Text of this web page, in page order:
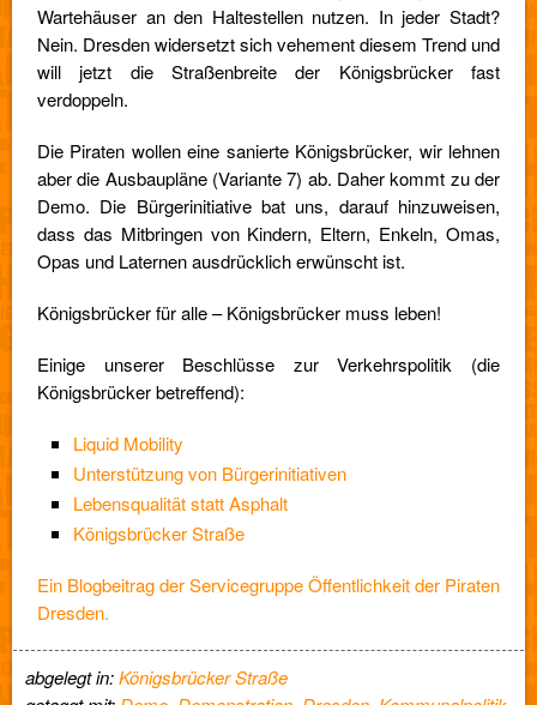
Wartehäuser an den Haltestellen nutzen. In jeder Stadt?
Nein. Dresden widersetzt sich vehement diesem Trend und
will jetzt die Straßenbreite der Königsbrücker fast
verdoppeln.
Die Piraten wollen eine sanierte Königsbrücker, wir lehnen
aber die Ausbaupläne (Variante 7) ab. Daher kommt zu der
Demo. Die Bürgerinitiative bat uns, darauf hinzuweisen,
dass das Mitbringen von Kindern, Eltern, Enkeln, Omas,
Opas und Laternen ausdrücklich erwünscht ist.
Königsbrücker für alle – Königsbrücker muss leben!
Einige unserer Beschlüsse zur Verkehrspolitik (die
Königsbrücker betreffend):
Liquid Mobility
Unterstützung von Bürgerinitiativen
Lebensqualität statt Asphalt
Königsbrücker Straße
Ein Blogbeitrag der Servicegruppe Öffentlichkeit der Piraten
Dresden.
abgelegt in:Königsbrücker Straße